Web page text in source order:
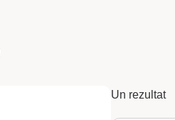
Un rezultat